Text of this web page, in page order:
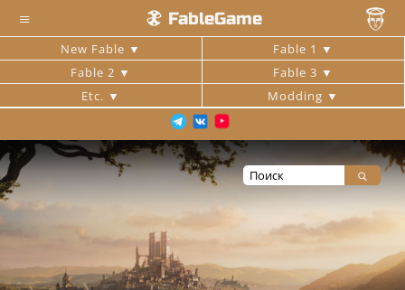
≡ FableGame
New Fable
Fable 1
Fable 2
Fable 3
Etc.
Modding